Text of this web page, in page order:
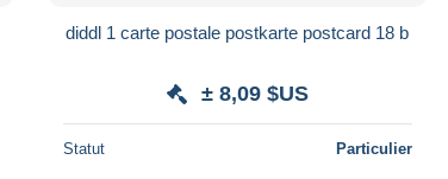
diddl 1 carte postale postkarte postcard 18 b
± 8,09 $US
Statut Particulier